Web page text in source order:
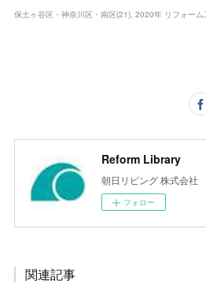
保土ヶ谷区・神奈川区・南区(21) 2020年 リフォーム
Reform Library
朝日リビング 株式会社
フォロー
関連記事